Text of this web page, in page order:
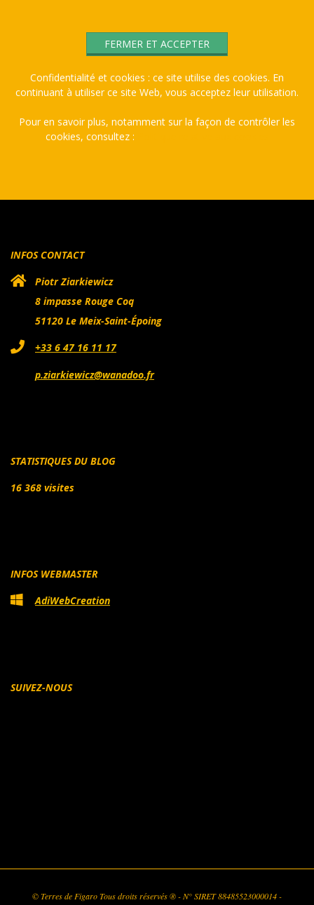
Confidentialité et cookies : ce site utilise des cookies. En
continuant à utiliser ce site Web, vous acceptez leur utilisation.
Pour en savoir plus, notamment sur la façon de contrôler les
cookies, consultez :
INFOS CONTACT
Piotr Ziarkiewicz
8 impasse Rouge Coq
51120 Le Meix-Saint-Époing
+33 6 47 16 11 17
p.ziarkiewicz@wanadoo.fr
STATISTIQUES DU BLOG
16 368 visites
INFOS WEBMASTER
AdiWebCreation
SUIVEZ-NOUS
© Terres de Figaro Tous droits réservés ® - N° SIRET 88485523000014 -